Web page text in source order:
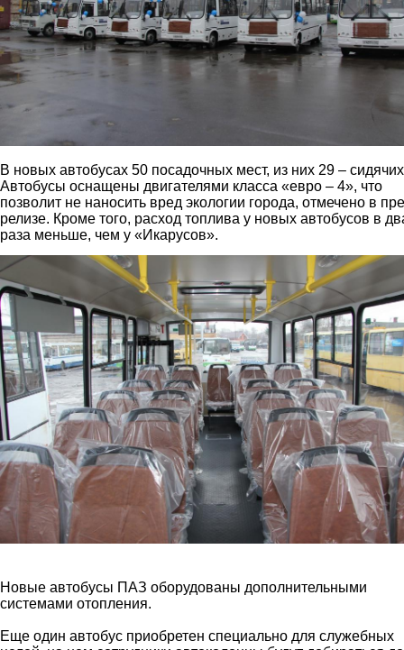
В новых автобусах 50 посадочных мест, из них 29 –
Автобусы оснащены двигателями класса «евро – 4», что
позволит не наносить вред экологии города, отмечено в
релизе. Кроме того, расход топлива у новых автобусов в
раза меньше, чем у «Икарусов».
3.jpg
Новые автобусы ПАЗ оборудованы дополнительными
системами отопления.
Еще один автобус приобретен специально для служебных